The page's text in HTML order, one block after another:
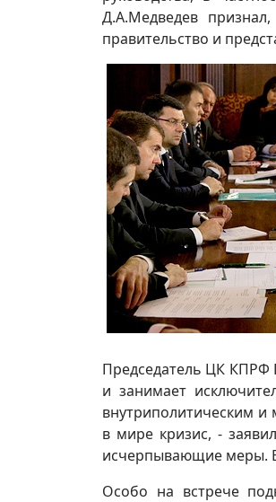
Д.А.Медведев
правительство и
Председатель ЦК КПРФ
и занимает
внутриполитическим
в мире кризис, -
исчерпывающие меры. В
Особо на встрече